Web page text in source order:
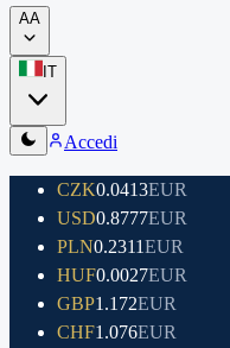
AA
IT
Accedi
CZK0.0413EUR
USD0.8777EUR
PLN0.2311EUR
HUF0.0027EUR
GBP1.172EUR
CHF1.076EUR